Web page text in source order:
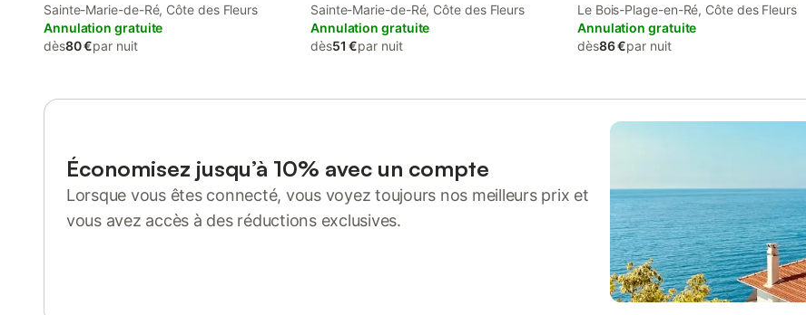
Sainte-Marie-de-Ré, Côte des Fleurs
Annulation gratuite
dès80 €par nuit
Sainte-Marie-de-Ré, Côte des Fleurs
Annulation gratuite
dès51 €par nuit
Le Bois-Plage-en-Ré, Côte des Fleurs
Annulation gratuite
dès86 €par nuit
Économisez jusqu’à 10% avec un compte
Lorsque vous êtes connecté, vous voyez toujours nos meilleurs prix et
vous avez accès à des réductions exclusives.